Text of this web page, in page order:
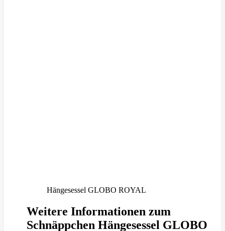
Hängesessel GLOBO ROYAL
Weitere Informationen zum
Schnäppchen Hängesessel GLOBO